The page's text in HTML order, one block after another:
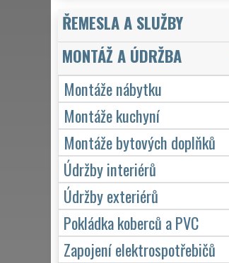
nábytku v Mšenu
ŘEMESLA A SLUŽBY
MONTÁŽ A ÚDRŽBA
Montáže nábytku
Montáže kuchyní
Montáže bytových doplňků
Údržby interiérů
Údržby exteriérů
Pokládka koberců a PVC
Zapojení elektrospotřebičů